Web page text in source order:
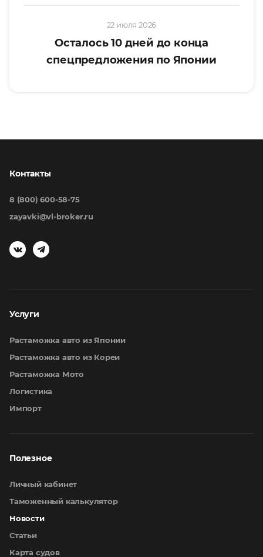
22 июля 2026
Осталось 10 дней до конца
спецпредложения по Японии
Услуги
Растаможка авто из Японии
Растаможка авто из Кореи
Растаможка Мото
Логистика
Импорт
Полезное
Личный кабинет
Таможенный калькулятор
Новости
Статьи
Карта судов
Контакты
8 (800) 600-58-75
zayavki@vl-broker.ru